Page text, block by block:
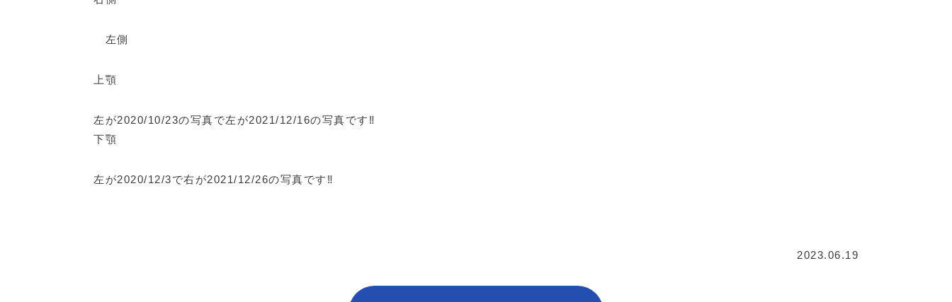
左側
上顎
左が2020/10/23の写真で左が2021/12/16の写真です‼️
下顎
左が2020/12/3で右が2021/12/26の写真です‼️
2023.06.19